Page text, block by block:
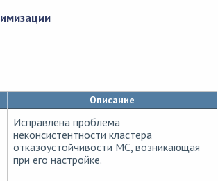
Описание
Исправлена проблема
неконсистентности кластера
отказоустойчивости MC, возникающая
при его настройке.